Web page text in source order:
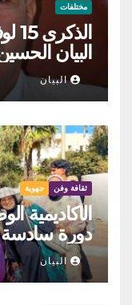
مختلفات
البيان
عاش شامخا
البيان
ثقافة وفن جهوية
الأكاديمية
دورة
المنستير
البيان